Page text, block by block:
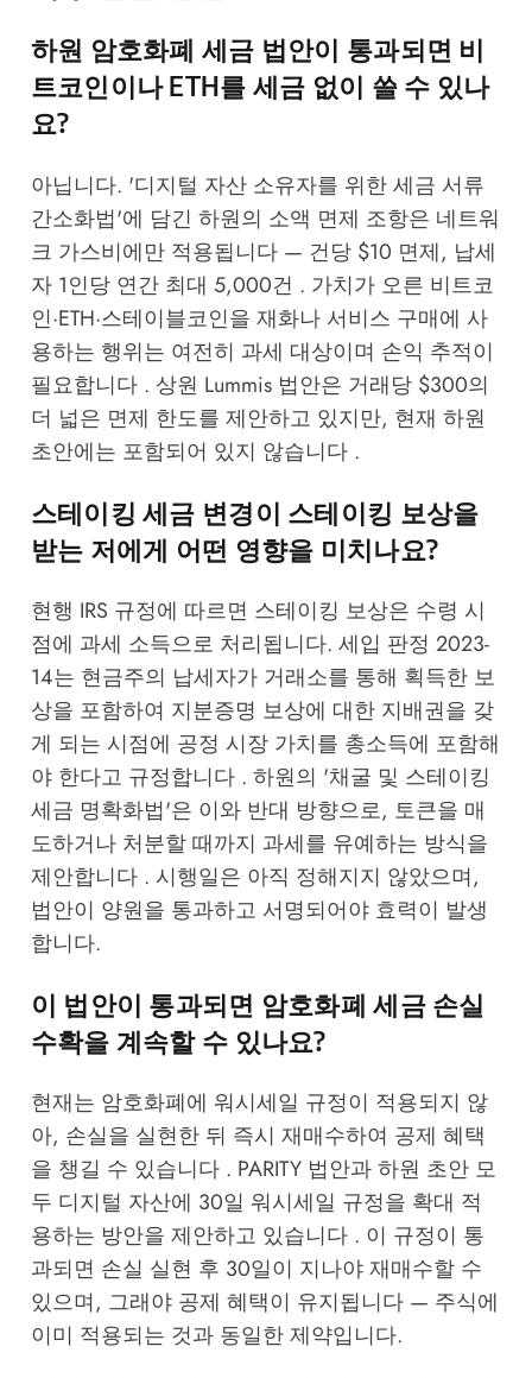
하원 암호화폐 세금 법안이 통과되면 비
트코인이나 ETH를 세금 없이 쓸 수 있나
요?
아닙니다. '디지털 자산 소유자를 위한 세금 서류
간소화법'에 담긴 하원의 소액 면제 조항은 네트워
크 가스비에만 적용됩니다 — 건당 $10 면제, 납세
자 1인당 연간 최대 5,000건 . 가치가 오른 비트코
인·ETH·스테이블코인을 재화나 서비스 구매에 사
용하는 행위는 여전히 과세 대상이며 손익 추적이
필요합니다 . 상원 Lummis 법안은 거래당 $300의
더 넓은 면제 한도를 제안하고 있지만, 현재 하원
초안에는 포함되어 있지 않습니다 .
스테이킹 세금 변경이 스테이킹 보상을
받는 저에게 어떤 영향을 미치나요?
현행 IRS 규정에 따르면 스테이킹 보상은 수령 시
점에 과세 소득으로 처리됩니다. 세입 판정 2023-
14는 현금주의 납세자가 거래소를 통해 획득한 보
상을 포함하여 지분증명 보상에 대한 지배권을 갖
게 되는 시점에 공정 시장 가치를 총소득에 포함해
야 한다고 규정합니다 . 하원의 '채굴 및 스테이킹
세금 명확화법'은 이와 반대 방향으로, 토큰을 매
도하거나 처분할 때까지 과세를 유예하는 방식을
제안합니다 . 시행일은 아직 정해지지 않았으며,
법안이 양원을 통과하고 서명되어야 효력이 발생
합니다.
이 법안이 통과되면 암호화폐 세금 손실
수확을 계속할 수 있나요?
현재는 암호화폐에 워시세일 규정이 적용되지 않
아, 손실을 실현한 뒤 즉시 재매수하여 공제 혜택
을 챙길 수 있습니다 . PARITY 법안과 하원 초안 모
두 디지털 자산에 30일 워시세일 규정을 확대 적
용하는 방안을 제안하고 있습니다 . 이 규정이 통
과되면 손실 실현 후 30일이 지나야 재매수할 수
있으며, 그래야 공제 혜택이 유지됩니다 — 주식에
이미 적용되는 것과 동일한 제약입니다.